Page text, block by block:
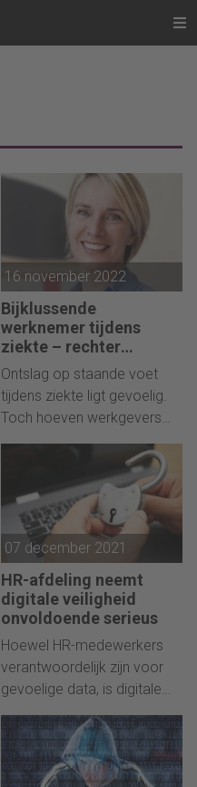
16 november 2022
Bijklussende
werknemer tijdens
ziekte – rechter
oordeelt ontslag op
staande voet terecht
Ontslag op staande voet
tijdens ziekte ligt gevoelig.
Toch hoeven werkgevers
niet alles te slikken, blijkt uit
een recente uitspraak.
07 december 2021
HR-afdeling neemt
digitale veiligheid
onvoldoende serieus
Hoewel HR-medewerkers
verantwoordelijk zijn voor
gevoelige data, is digitale
veiligheid vaak geen
prioriteit.